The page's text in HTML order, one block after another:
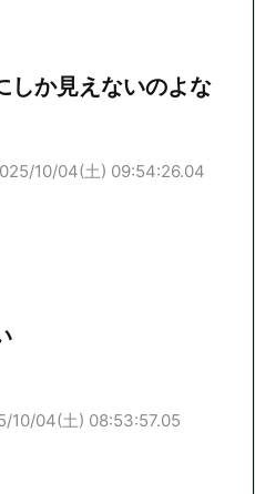
しか見えないのよな
10/04(土) 09:54:26.04
10/04(土) 08:53:57.05